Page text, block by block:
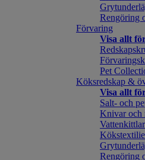
Rengöring
Förvaring
Visa allt
Pet
Köksredskap &
Visa allt
Salt- och
Knivar och
Vattenkittlar
Rengöring